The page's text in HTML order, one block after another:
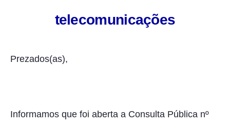
telecomunicações
Prezados(as),
Informamos que foi aberta a Consulta Pública nº